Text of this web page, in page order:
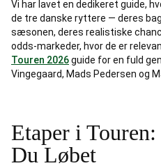
Vi har lavet en dedikeret guide,
de tre danske ryttere — deres
sæsonen, deres realistiske
odds-markeder, hvor de er
Touren 2026guide for en fuld
Vingegaard, Mads Pedersen og
Etaper i
Du Løbet